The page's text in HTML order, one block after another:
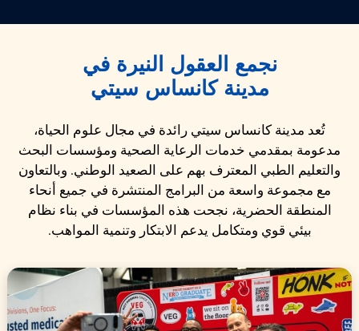
نجمع العقول النيرة في
مدينة كانساس سيتي
تُعد مدينة كانساس سيتي رائدة في مجال علوم الحياة،
مدعومة بمقدمي خدمات الرعاية الصحية ومؤسسات البحث
والتعليم الطبي المعترف بهم على الصعيد الوطني. وبالتعاون
مع مجموعة واسعة من البرامج المنتشرة في جميع أنحاء
المنطقة الحضرية، نجحت هذه المؤسسات في بناء نظام
بيئي قوي ومتكامل يدعم الابتكار وتنمية المواهب.